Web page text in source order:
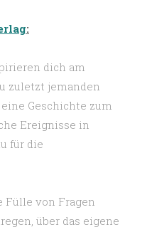
:
dich am
zuletzt jemanden
Geschichte zum
Ereignisse in
für die
Fülle von Fragen
über das eigene